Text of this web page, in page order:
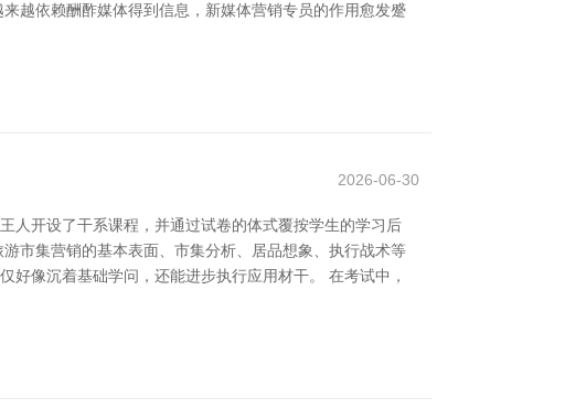
越依赖酬酢媒体得到信息，新媒体营销专员的作用愈发蹙
2026-06-30
人开设了干系课程，并通过试卷的体式覆按学生的学习后
市集营销的基本表面、市集分析、居品想象、执行战术等
像沉着基础学问，还能进步执行应用材干。 在考试中，